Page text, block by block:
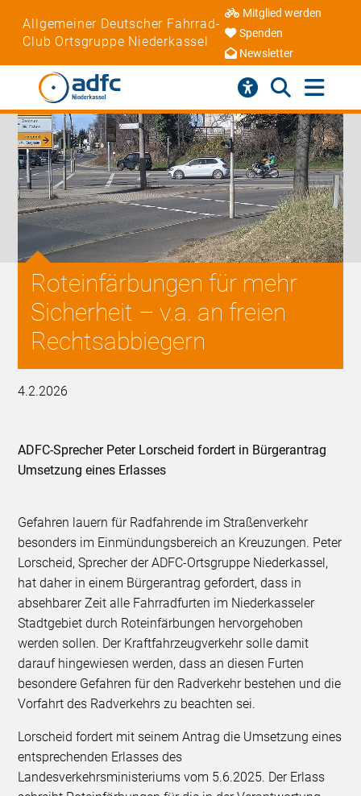
Allgemeiner Deutscher Fahrrad-
Club Ortsgruppe Niederkassel
Mitglied werden
Spenden
Newsletter
Roteinfärbungen für mehr
Sicherheit – v.a. an freien
Rechtsabbiegern
4.2.2026
ADFC-Sprecher Peter Lorscheid fordert in Bürgerantrag
Umsetzung eines Erlasses
Gefahren lauern für Radfahrende im Straßenverkehr
besonders im Einmündungsbereich an Kreuzungen. Peter
Lorscheid, Sprecher der ADFC-Ortsgruppe Niederkassel,
hat daher in einem Bürgerantrag gefordert, dass in
absehbarer Zeit alle Fahrradfurten im Niederkasseler
Stadtgebiet durch Roteinfärbungen hervorgehoben
werden sollen. Der Kraftfahrzeugverkehr solle damit
darauf hingewiesen werden, dass an diesen Furten
besondere Gefahren für den Radverkehr bestehen und die
Vorfahrt des Radverkehrs zu beachten sei.
Lorscheid fordert mit seinem Antrag die Umsetzung eines
entsprechenden Erlasses des
Landesverkehrsministeriums vom 5.6.2025. Der Erlass